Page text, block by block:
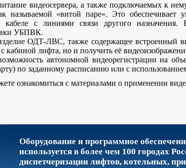
видеосервера, а также подключаемых к
называемой «витой паре». Это обеспечивает
с линиями связи другого назначения.
УБПВК.
ОДТ-ЛВС, также содержащее встроенный
кабиной лифта, но и получить её
автономной видеорегистрации на
по заданному расписанию или с
ознакомиться с материалами о применении
Оборудование и программное
используется в более чем 100 городах
диспетчеризации лифтов, котельных,